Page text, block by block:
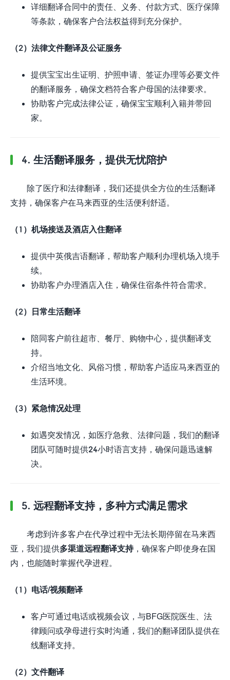
详细翻译合同中的责任、义务、付款方式、医疗保障
等条款，确保客户合法权益得到充分保护。
（2）法律文件翻译及公证服务
提供宝宝出生证明、护照申请、签证办理等必要文件
的翻译服务，确保文档符合客户母国的法律要求。
协助客户完成法律公证，确保宝宝顺利入籍并带回
家。
4. 生活翻译服务，提供无忧陪护
除了医疗和法律翻译，我们还提供全方位的生活翻译
支持，确保客户在马来西亚的生活便利舒适。
（1）机场接送及酒店入住翻译
提供中英俄吉语翻译，帮助客户顺利办理机场入境手
续。
协助客户办理酒店入住，确保住宿条件符合需求。
（2）日常生活翻译
陪同客户前往超市、餐厅、购物中心，提供翻译支
持。
介绍当地文化、风俗习惯，帮助客户适应马来西亚的
生活环境。
（3）紧急情况处理
如遇突发情况，如医疗急救、法律问题，我们的翻译
团队可随时提供24小时语言支持，确保问题迅速解
决。
5. 远程翻译支持，多种方式满足需求
考虑到许多客户在代孕过程中无法长期停留在马来西
亚，我们提供多渠道远程翻译支持，确保客户即使身在国
内，也能随时掌握代孕进程。
（1）电话/视频翻译
客户可通过电话或视频会议，与BFG医院医生、法
律顾问或孕母进行实时沟通，我们的翻译团队提供在
线翻译支持。
（2）文件翻译